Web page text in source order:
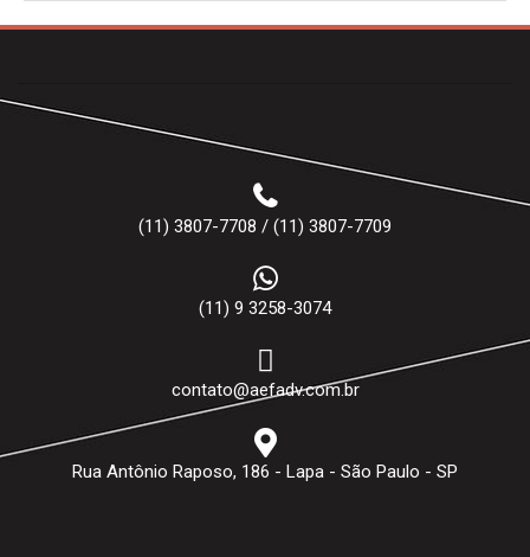
(11) 3807-7708 / (11) 3807-7709
(11) 9 3258-3074
contato@aefadv.com.br
Rua Antônio Raposo, 186 - Lapa - São Paulo - SP